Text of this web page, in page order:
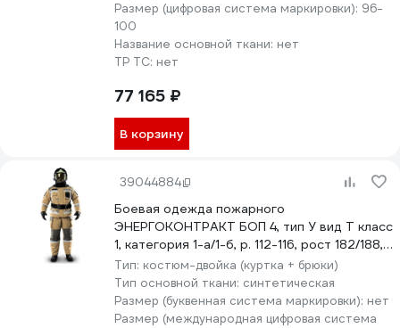
Размер (цифровая система маркировки): 96-
100
Название основной ткани: нет
ТР ТС: нет
77 165 ₽
В корзину
39044884
Боевая одежда пожарного
ЭНЕРГОКОНТРАКТ БОП 4, тип У вид Т класс
1, категория 1-а/1-б, р. 112-116, рост 182/188,
серый/желтый 5310000000210
Тип: костюм-двойка (куртка + брюки)
Тип основной ткани: синтетическая
Размер (буквенная система маркировки): нет
Размер (международная цифровая система